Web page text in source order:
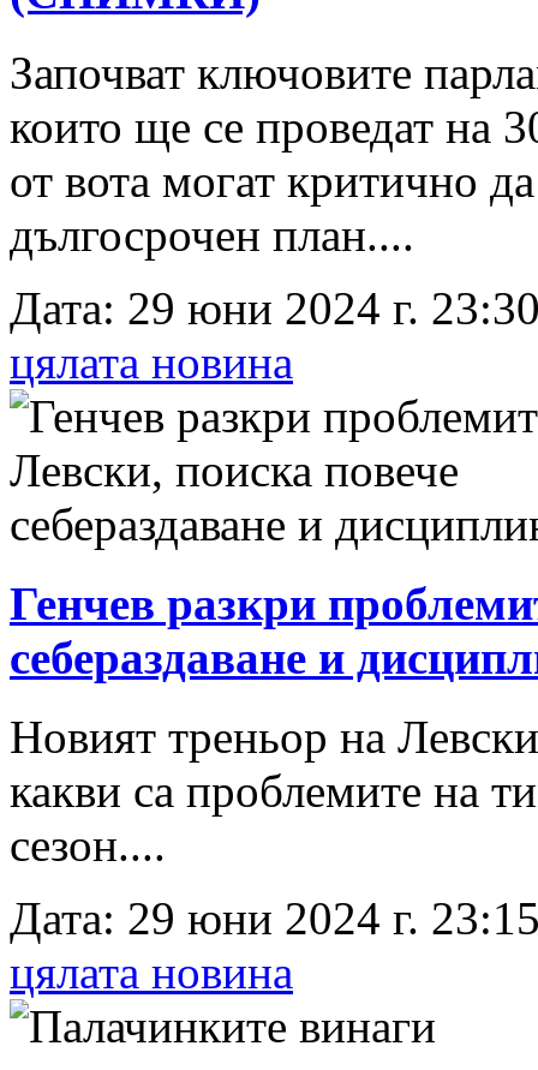
Започват ключовите
които ще се проведат на
от вота могат критично
дългосрочен план....
Дата: 29 юни 2024 г.
цялата новина
Генчев разкри
себераздаване и
Новият треньор на
какви са проблемите на
сезон....
Дата: 29 юни 2024 г.
цялата новина